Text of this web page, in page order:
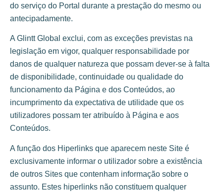
do serviço do Portal durante a prestação do mesmo ou
antecipadamente.
A Glintt Global exclui, com as exceções previstas na
legislação em vigor, qualquer responsabilidade por
danos de qualquer natureza que possam dever-se à falta
de disponibilidade, continuidade ou qualidade do
funcionamento da Página e dos Conteúdos, ao
incumprimento da expectativa de utilidade que os
utilizadores possam ter atribuído à Página e aos
Conteúdos.
A função dos Hiperlinks que aparecem neste Site é
exclusivamente informar o utilizador sobre a existência
de outros Sites que contenham informação sobre o
assunto. Estes hiperlinks não constituem qualquer